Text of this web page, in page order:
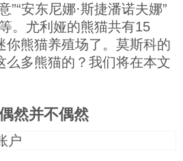
”“安东尼娜·斯捷潘诺夫娜”
。尤利娅的熊猫共有15
你熊猫养殖场了。莫斯科的
么多熊猫的？我们将在本文
然并不偶然